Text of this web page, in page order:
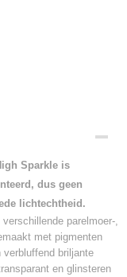
Sparkle is
dus geen
lichtechtheid.
parelmoer-,
met pigmenten
briljante
en glinsteren